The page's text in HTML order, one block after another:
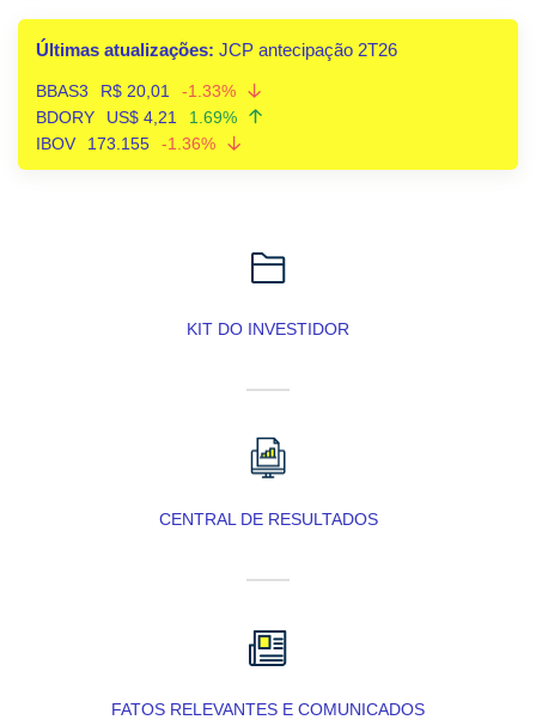
Últimas atualizações: JCP antecipação 2T26
BBAS3 R$ 20,01
-1.33%
BDORY
US$ 4,21
1.69%
IBOV
173.155 -1.36%
KIT DO INVESTIDOR
CENTRAL DE RESULTADOS
FATOS RELEVANTES E COMUNICADOS